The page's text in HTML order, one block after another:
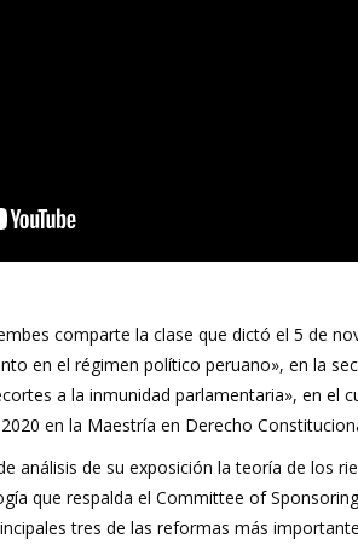
comparte la clase que dictó el 5 de
en el régimen político peruano», en la
a la inmunidad parlamentaria», en el
en la Maestría en Derecho
análisis de su exposición la teoría de los
que respalda el Committee of
tres de las reformas más